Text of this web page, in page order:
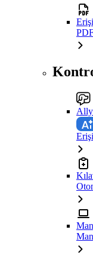
Ally